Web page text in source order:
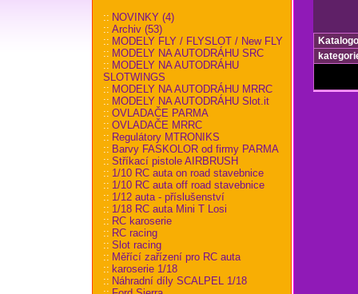
:: NOVINKY (4)
:: Archiv (53)
:: MODELY FLY / FLYSLOT / New FLY
:: MODELY NA AUTODRÁHU SRC
:: MODELY NA AUTODRÁHU
SLOTWINGS
:: MODELY NA AUTODRÁHU MRRC
:: MODELY NA AUTODRÁHU Slot.it
:: OVLADAČE PARMA
:: OVLADAČE MRRC
:: Regulátory MTRONIKS
:: Barvy FASKOLOR od firmy PARMA
:: Stříkací pistole AIRBRUSH
:: 1/10 RC auta on road stavebnice
:: 1/10 RC auta off road stavebnice
:: 1/12 auta - příslušenství
:: 1/18 RC auta Mini T Losi
:: RC karoserie
:: RC racing
:: Slot racing
:: Měřící zařízení pro RC auta
:: karoserie 1/18
:: Náhradní díly SCALPEL 1/18